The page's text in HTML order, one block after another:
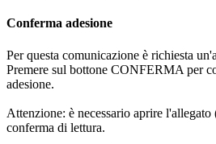
Conferma adesione
Per questa comunicazione è richiesta
Premere sul bottone CONFERMA per
adesione.
Attenzione: è necessario aprire l'allegato
conferma di lettura.